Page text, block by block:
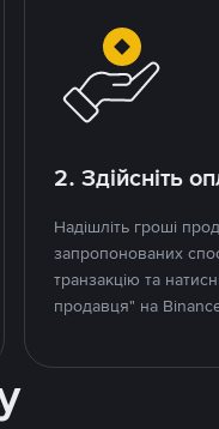
2. Здійсніть
Надішліть гроші
запропонованих
транзакцію та
продавця" на